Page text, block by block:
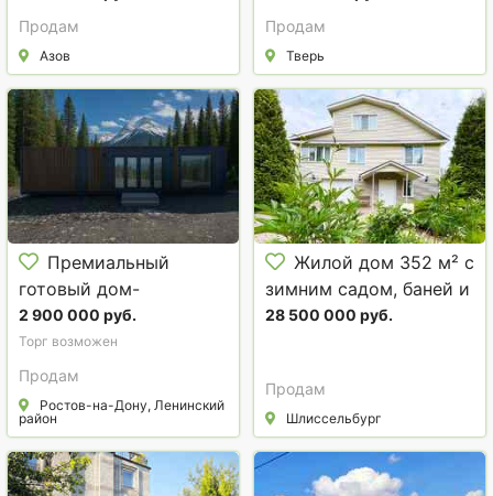
Продам
Азов
Продам
Тверь
Премиальный
готовый дом-
контейнер
2 900 000 руб.
Торг возможен
Продам
Ростов-на-Дону, Ленинский
район
Жилой дом 352 м² с
зимним садом, баней и
гаражом на 13 сотках в
28 500 000 руб.
Продам
Шлиссельбург